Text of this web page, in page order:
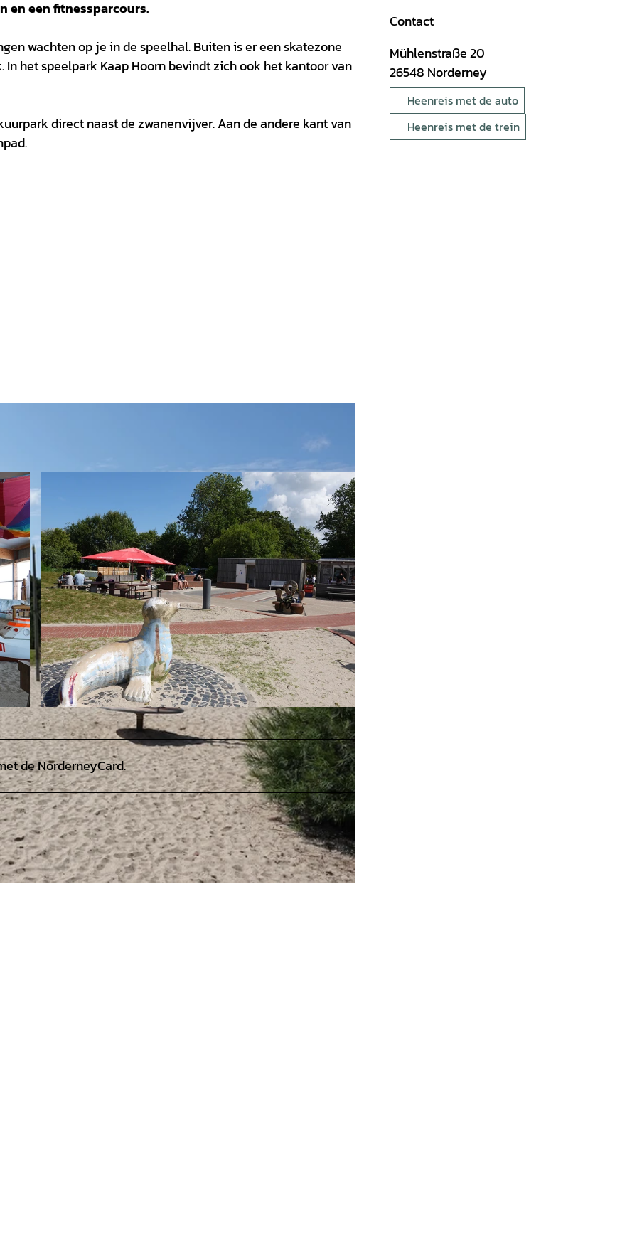
en een fitnessparcours.
wachten op je in de speelhal. Buiten is er een skatezone
het speelpark Kaap Hoorn bevindt zich ook het kantoor van
direct naast de zwanenvijver. Aan de andere kant van
© Staatsbad Norderney GmbH, Uwe Schneider |CC-BY-SA
de NorderneyCard.
Contact
Mühlenstraße 20
26548 Norderney
Heenreis met de auto
Heenreis met de trein